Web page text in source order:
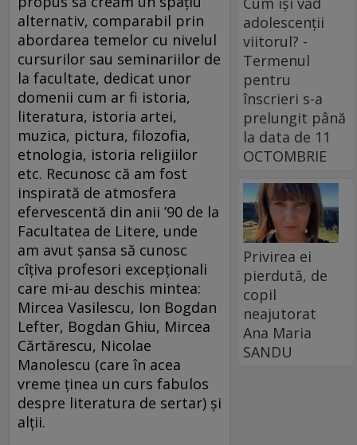
alternativ, comparabil prin
abordarea temelor cu nivelul
cursurilor sau seminariilor de
la facultate, dedicat unor
domenii cum ar fi istoria,
literatura, istoria artei,
muzica, pictura, filozofia,
etnologia, istoria religiilor
etc. Recunosc că am fost
inspirată de atmosfera
efervescentă din anii ’90 de la
Facultatea de Litere, unde
am avut șansa să cunosc
cîțiva profesori excepționali
care mi-au deschis mintea:
Mircea Vasilescu, Ion Bogdan
Lefter, Bogdan Ghiu, Mircea
Cărtărescu, Nicolae
Manolescu (care în acea
vreme ținea un curs fabulos
despre literatura de sertar) și
alții.
adolescenții
viitorul? -
Termenul
pentru
înscrieri s-a
prelungit până
la data de 11
OCTOMBRIE
Privirea ei
pierdută, de
copil
neajutorat
Ana Maria
SANDU